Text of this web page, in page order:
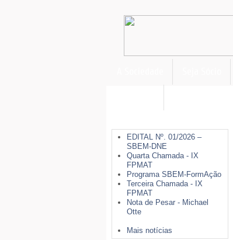
EDITAL Nº. 01/2026 –
SBEM-DNE
Quarta Chamada - IX
FPMAT
Programa SBEM-FormAção
Terceira Chamada - IX
FPMAT
Nota de Pesar - Michael
Otte
Mais notícias